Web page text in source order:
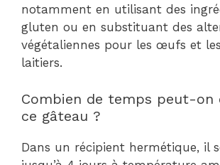
notamment en utilisant des
gluten ou en substituant des
végétaliennes pour les œufs et
laitiers.
Combien de temps peut-on
ce gâteau ?
Dans un récipient hermétique, il